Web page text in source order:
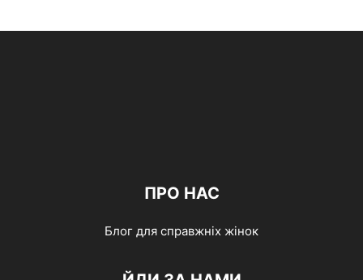
ПРО НАС
Блог для справжніх жінок